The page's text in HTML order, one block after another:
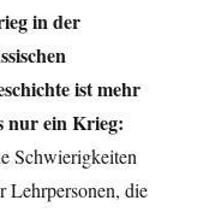
in der
ist mehr
nur ein Krieg:
Schwierigkeiten
Lehrpersonen, die